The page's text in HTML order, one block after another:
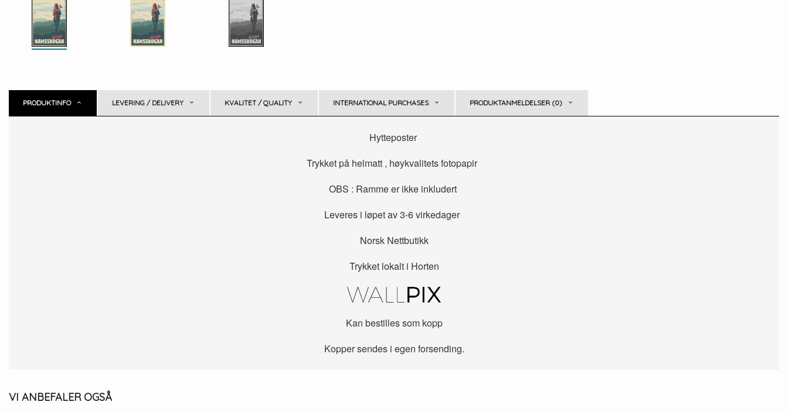
PRODUKTINFO LEVERING / DELIVERY KVALITET / QUALITY INTERNATIONAL PURCHASES PRODUKTANMELDELSER (0)
Hytteposter
Trykket på helmatt , høykvalitets fotopapir
OBS : Ramme er ikke inkludert
Leveres i løpet av 3-6 virkedager
Norsk Nettbutikk
Trykket lokalt i Horten
Kan bestilles som kopp
Kopper sendes i egen forsending.
VI ANBEFALER OGSÅ